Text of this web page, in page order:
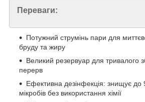
Переваги:
Потужний струмінь пари для
бруду та жиру
Великий резервуар для тривалого
перерв
Ефективна дезінфекція: знищує до
мікробів без використання хімії